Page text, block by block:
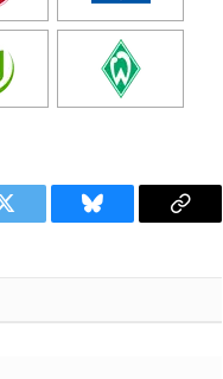
Twitter Bluesky
Copy